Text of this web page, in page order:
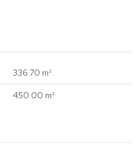
336.70 m²
450.00 m²